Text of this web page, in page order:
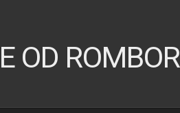
OD ROMBOR